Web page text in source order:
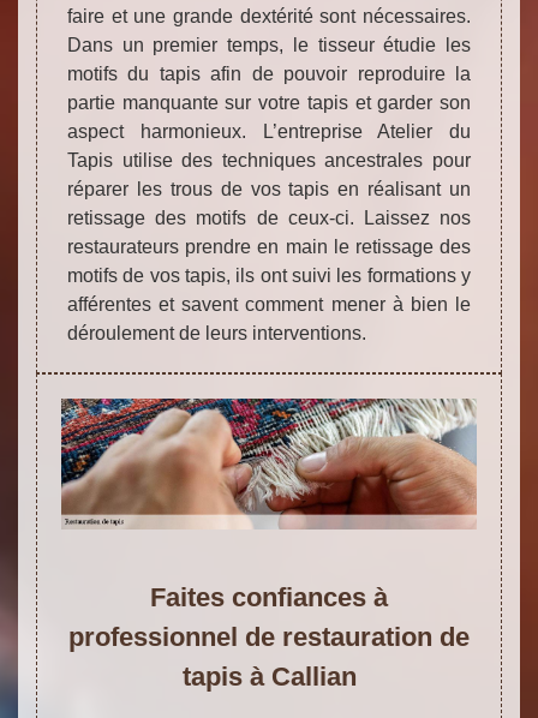
faire et une grande dextérité sont nécessaires.
Dans un premier temps, le tisseur étudie les
motifs du tapis afin de pouvoir reproduire la
partie manquante sur votre tapis et garder son
aspect harmonieux. L’entreprise Atelier du
Tapis utilise des techniques ancestrales pour
réparer les trous de vos tapis en réalisant un
retissage des motifs de ceux-ci. Laissez nos
restaurateurs prendre en main le retissage des
motifs de vos tapis, ils ont suivi les formations y
afférentes et savent comment mener à bien le
déroulement de leurs interventions.
Faites confiances à
professionnel de restauration de
tapis à Callian